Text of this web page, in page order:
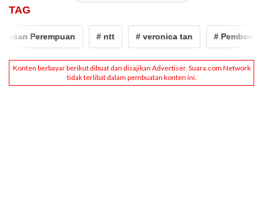
TAG
Perempuan # ntt # veronica tan #